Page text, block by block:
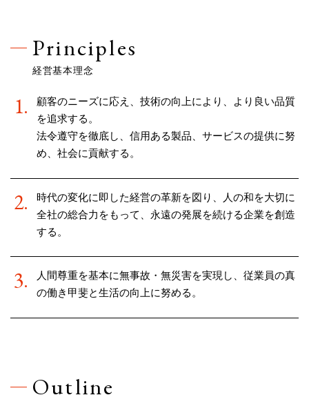
Principles
経営基本理念
顧客のニーズに応え、技術の向上により、より良い品質
を追求する。
法令遵守を徹底し、信用ある製品、サービスの提供に努
め、社会に貢献する。
時代の変化に即した経営の革新を図り、人の和を大切に
全社の総合力をもって、永遠の発展を続ける企業を創造
する。
人間尊重を基本に無事故・無災害を実現し、従業員の真
の働き甲斐と生活の向上に努める。
Outline